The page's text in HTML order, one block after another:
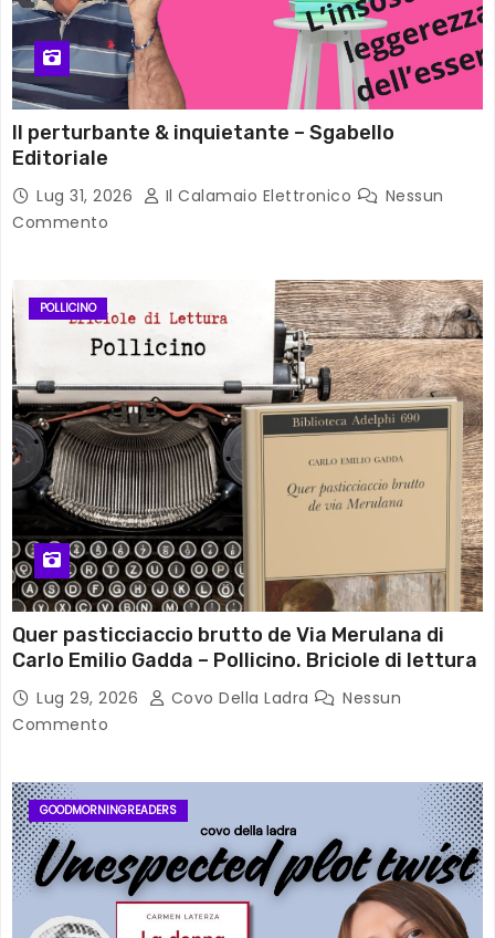
Il perturbante & inquietante – Sgabello
Editoriale
Lug 31, 2026 Il Calamaio Elettronico
Nessun
Commento
POLLICINO
Quer pasticciaccio brutto de Via Merulana di
Carlo Emilio Gadda – Pollicino. Briciole di lettura
Lug 29, 2026 Covo Della Ladra
Nessun
Commento
GOODMORNINGREADERS